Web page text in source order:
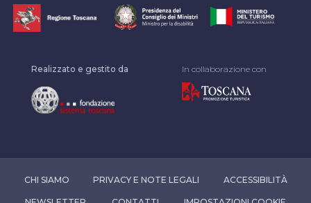
Realizzato e gestito da In collaborazione con
CHI SIAMO PRIVACY E NOTE LEGALI ACCESSIBILITÀ